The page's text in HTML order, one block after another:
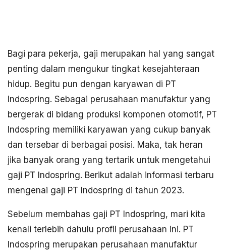
Bagi para pekerja, gaji merupakan hal yang sangat
penting dalam mengukur tingkat kesejahteraan
hidup. Begitu pun dengan karyawan di PT
Indospring. Sebagai perusahaan manufaktur yang
bergerak di bidang produksi komponen otomotif, PT
Indospring memiliki karyawan yang cukup banyak
dan tersebar di berbagai posisi. Maka, tak heran
jika banyak orang yang tertarik untuk mengetahui
gaji PT Indospring. Berikut adalah informasi terbaru
mengenai gaji PT Indospring di tahun 2023.
Sebelum membahas gaji PT Indospring, mari kita
kenali terlebih dahulu profil perusahaan ini. PT
Indospring merupakan perusahaan manufaktur